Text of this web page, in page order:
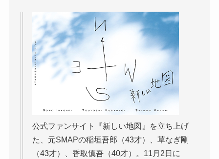
公式ファンサイト『新しい地図』を立ち上げ
た、元SMAPの稲垣吾郎（43才）、草なぎ剛
（43才）、香取慎吾（40才）。11月2日に